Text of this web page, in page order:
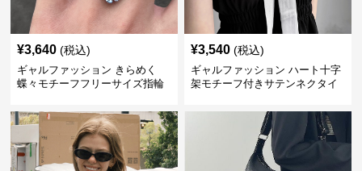
¥3,640 (税込)
ギャルファッション きらめく
蝶々モチーフフリーサイズ指輪
¥3,540 (税込)
ギャルファッション ハート十字
架モチーフ付きサテンネクタイ